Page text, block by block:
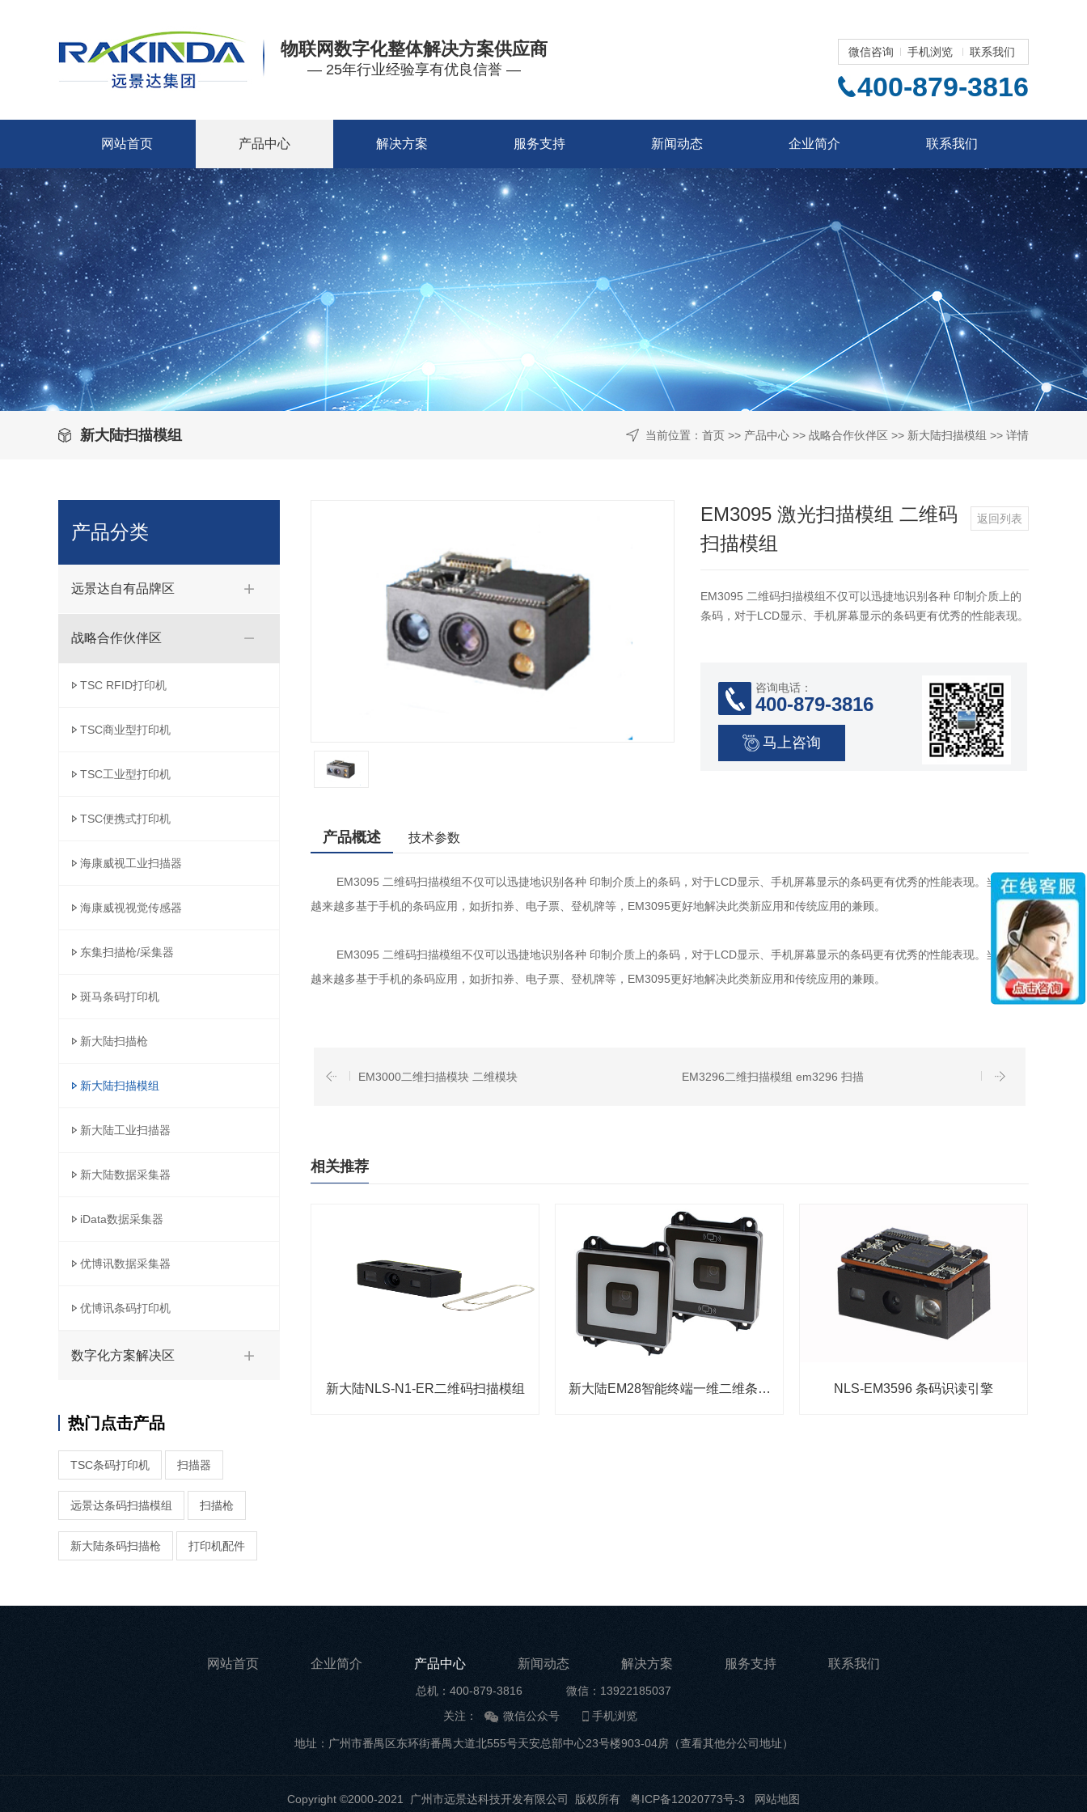
物联网数字化整体解决方案供应商
— 25年行业经验享有优良信誉 —
微信咨询 手机浏览 联系我们
400-879-3816
网站首页 产品中心 解决方案 服务支持 新闻动态 企业简介 联系我们
新大陆扫描模组 当前位置： 首页 >> 产品中心 >> 战略合作伙伴区 >> 新大陆扫描模组 >> 详情
产品分类
远景达自有品牌区
战略合作伙伴区
TSC RFID打印机
TSC商业型打印机
TSC工业型打印机
TSC便携式打印机
海康威视工业扫描器
海康威视视觉传感器
东集扫描枪/采集器
斑马条码打印机
新大陆扫描枪
新大陆扫描模组
新大陆工业扫描器
新大陆数据采集器
iData数据采集器
优博讯数据采集器
优博讯条码打印机
数字化方案解决区
热门点击产品
TSC条码打印机 扫描器
远景达条码扫描模组 扫描枪
新大陆条码扫描枪 打印机配件
EM3095 激光扫描模组 二维码
扫描模组
返回列表
EM3095 二维码扫描模组不仅可以迅捷地识别各种 印制介质上的
条码，对于LCD显示、手机屏幕显示的条码更有优秀的性能表现。
咨询电话：
400-879-3816
马上咨询
产品概述 技术参数
EM3095 二维码扫描模组不仅可以迅捷地识别各种 印制介质上的条码，对于LCD显示、手机屏幕显示的条码更有优秀的性能表现。当前有
越来越多基于手机的条码应用，如折扣券、电子票、登机牌等，EM3095更好地解决此类新应用和传统应用的兼顾。
EM3095 二维码扫描模组不仅可以迅捷地识别各种 印制介质上的条码，对于LCD显示、手机屏幕显示的条码更有优秀的性能表现。当前有
越来越多基于手机的条码应用，如折扣券、电子票、登机牌等，EM3095更好地解决此类新应用和传统应用的兼顾。
EM3000二维扫描模块 二维模块 EM3296二维扫描模组 em3296 扫描
相关推荐
新大陆NLS-N1-ER二维码扫描模组 新大陆EM28智能终端一维二维条码扫描模块 NLS-EM3596 条码识读引擎
网站首页 企业简介 产品中心 新闻动态 解决方案 服务支持 联系我们
总机：400-879-3816
微信：13922185037
关注：
微信公众号 手机浏览
地址：广州市番禺区东环街番禺大道北555号天安总部中心23号楼903-04房（查看其他分公司地址）
Copyright ©2000-2021 广州市远景达科技开发有限公司 版权所有 粤ICP备12020773号-3 网站地图